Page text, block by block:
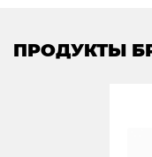
ПРОДУКТЫ